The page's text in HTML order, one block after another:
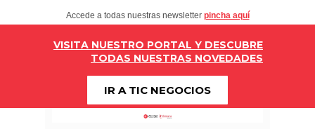
Accede a todas nuestras newsletter pincha aquí
VISITA NUESTRO PORTAL Y DESCUBRE
TODAS NUESTRAS NOVEDADES
IR A TIC NEGOCIOS